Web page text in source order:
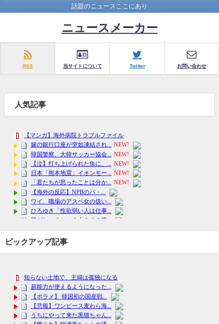
話題のニュースここにあり
ニュースメーカー
RSS 当サイトについて Twitter お問い合わせ
人気記事
ピックアップ記事